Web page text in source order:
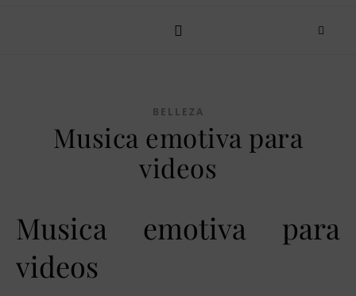
BELLEZA
Musica emotiva para
videos
Musica emotiva para
videos